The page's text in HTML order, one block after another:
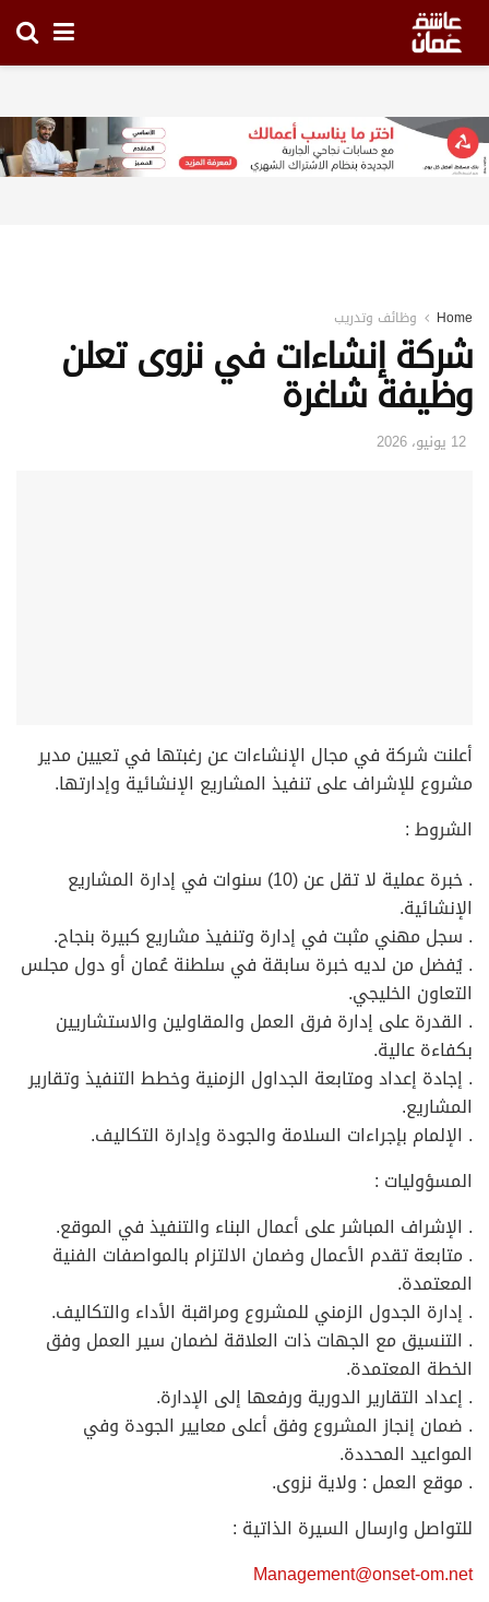
Home وظائف وتدريب
شركة إنشاءات في نزوى تعلن
وظيفة شاغرة
12 يونيو، 2026
أعلنت شركة في مجال الإنشاءات عن رغبتها في تعيين مدير
مشروع للإشراف على تنفيذ المشاريع الإنشائية وإدارتها.
الشروط :
. خبرة عملية لا تقل عن (10) سنوات في إدارة المشاريع
الإنشائية.
. سجل مهني مثبت في إدارة وتنفيذ مشاريع كبيرة بنجاح.
. يُفضل من لديه خبرة سابقة في سلطنة عُمان أو دول مجلس
التعاون الخليجي.
. القدرة على إدارة فرق العمل والمقاولين والاستشاريين
بكفاءة عالية.
. إجادة إعداد ومتابعة الجداول الزمنية وخطط التنفيذ وتقارير
المشاريع.
. الإلمام بإجراءات السلامة والجودة وإدارة التكاليف.
المسؤوليات :
. الإشراف المباشر على أعمال البناء والتنفيذ في الموقع.
. متابعة تقدم الأعمال وضمان الالتزام بالمواصفات الفنية
المعتمدة.
. إدارة الجدول الزمني للمشروع ومراقبة الأداء والتكاليف.
. التنسيق مع الجهات ذات العلاقة لضمان سير العمل وفق
الخطة المعتمدة.
. إعداد التقارير الدورية ورفعها إلى الإدارة.
. ضمان إنجاز المشروع وفق أعلى معايير الجودة وفي
المواعيد المحددة.
. موقع العمل : ولاية نزوى.
للتواصل وارسال السيرة الذاتية :
Management@onset-om.net